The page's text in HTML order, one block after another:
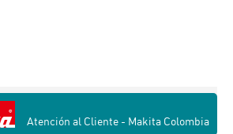
Atención al Cliente - Makita Colombia